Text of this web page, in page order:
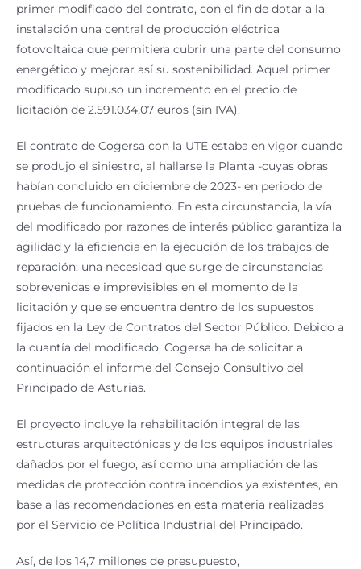
primer modificado del contrato, con el fin de dotar a la
instalación una central de producción eléctrica
fotovoltaica que permitiera cubrir una parte del consumo
energético y mejorar así su sostenibilidad. Aquel primer
modificado supuso un incremento en el precio de
licitación de 2.591.034,07 euros (sin IVA).
El contrato de Cogersa con la UTE estaba en vigor cuando
se produjo el siniestro, al hallarse la Planta -cuyas obras
habían concluido en diciembre de 2023- en periodo de
pruebas de funcionamiento. En esta circunstancia, la vía
del modificado por razones de interés público garantiza la
agilidad y la eficiencia en la ejecución de los trabajos de
reparación; una necesidad que surge de circunstancias
sobrevenidas e imprevisibles en el momento de la
licitación y que se encuentra dentro de los supuestos
fijados en la Ley de Contratos del Sector Público. Debido a
la cuantía del modificado, Cogersa ha de solicitar a
continuación el informe del Consejo Consultivo del
Principado de Asturias.
El proyecto incluye la rehabilitación integral de las
estructuras arquitectónicas y de los equipos industriales
dañados por el fuego, así como una ampliación de las
medidas de protección contra incendios ya existentes, en
base a las recomendaciones en esta materia realizadas
por el Servicio de Política Industrial del Principado.
Así, de los 14,7 millones de presupuesto,